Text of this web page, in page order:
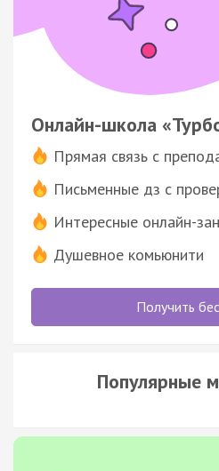
Онлайн-школа
Прямая связь с
Письменные дз с
Интересные онлайн-
Душевное комьюнити
Получить
Популярные